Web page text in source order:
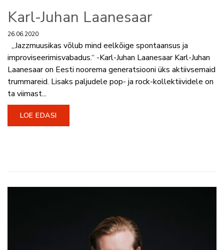
Karl-Juhan Laanesaar
26.06.2020
„Jazzmuusikas võlub mind eelkõige spontaansus ja
improviseerimisvabadus.“ -Karl-Juhan Laanesaar Karl-Juhan
Laanesaar on Eesti noorema generatsiooni üks aktiivsemaid
trummareid. Lisaks paljudele pop- ja rock-kollektiividele on
ta viimast...
LOE EDASI